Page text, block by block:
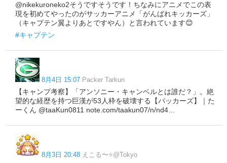
@nikekuroneko2そうですそうです！ちなみにアニメでこの表
現を初めてやったのがサッカーアニメ「がんばれキッカーズ」
（キャプテン翼よりあとですやん）と言われています😊
#キャプテン
8月4日 15:07 Packer Tarkun
【キャンプ考察】「アンソニー・キャンベルとは誰だ？」。絶
望的な経歴を持つ巨漢が53人枠を破壊する【パッカーズ】｜た
ーくん @taaKun0811 note.com/taakun07/n/nd4…
8月3日 20:48 えこる〜⭐️@Tokyo